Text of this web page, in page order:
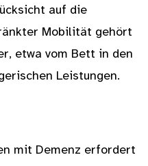
auf die
Mobilität gehört
etwa vom Bett in den
Leistungen.
mit Demenz erfordert